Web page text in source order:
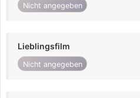
Nicht angegeben
Lieblingsfilm
Nicht angegeben